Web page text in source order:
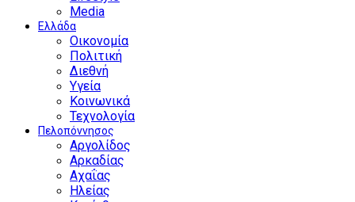
Media
Ελλάδα
Οικονομία
Πολιτική
Διεθνή
Υγεία
Κοινωνικά
Τεχνολογία
Πελοπόννησος
Αργολίδος
Αρκαδίας
Αχαΐας
Ηλείας